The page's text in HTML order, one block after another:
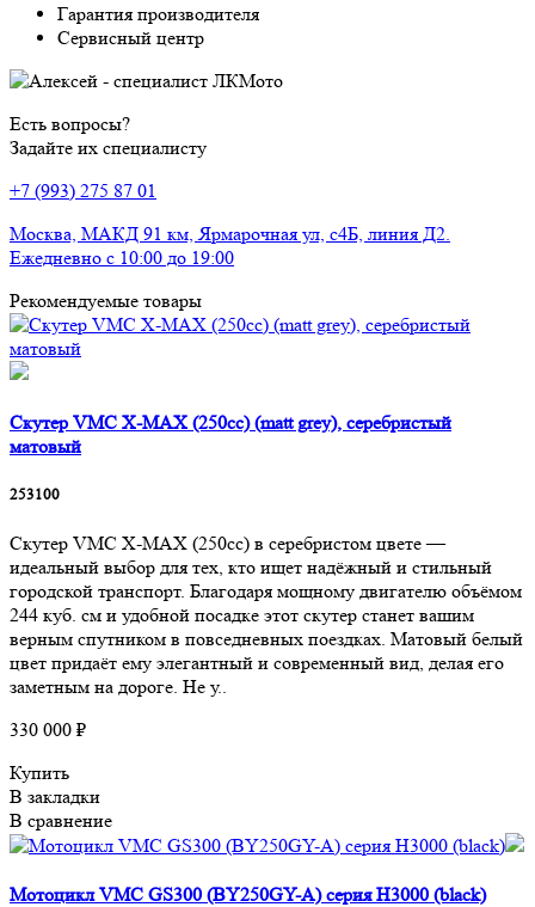
Гарантия производителя
Сервисный центр
Есть вопросы?
Задайте их специалисту
+7 (993) 275 87 01
Москва, МАКД 91 км, Ярмарочная ул, с4Б, линия Д2.
Ежедневно с 10:00 до 19:00
Рекомендуемые товары
Скутер VMC X-MAX (250cc) (matt grey), серебристый
матовый
253100
Скутер VMC X-MAX (250cc) в серебристом цвете —
идеальный выбор для тех, кто ищет надёжный и стильный
городской транспорт. Благодаря мощному двигателю объёмом
244 куб. см и удобной посадке этот скутер станет вашим
верным спутником в повседневных поездках. Матовый белый
цвет придаёт ему элегантный и современный вид, делая его
заметным на дороге. Не у..
330 000 ₽
Купить
В закладки
В сравнение
Мотоцикл VMC GS300 (BY250GY-A) серия H3000 (black)